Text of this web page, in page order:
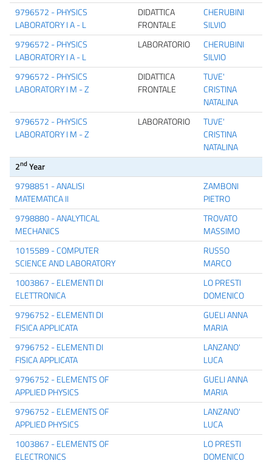
9796572 - PHYSICS
LABORATORY I A - L
DIDATTICA
FRONTALE
CHERUBINI
SILVIO
9796572 - PHYSICS
LABORATORY I A - L
LABORATORIO
CHERUBINI
SILVIO
9796572 - PHYSICS
LABORATORY I M - Z
DIDATTICA
FRONTALE
TUVE'
CRISTINA
NATALINA
9796572 - PHYSICS
LABORATORY I M - Z
LABORATORIO
TUVE'
CRISTINA
NATALINA
2ndYear
9798851 - ANALISI
MATEMATICA II
ZAMBONI
PIETRO
9798880 - ANALYTICAL
MECHANICS
TROVATO
MASSIMO
1015589 - COMPUTER
SCIENCE AND LABORATORY
RUSSO
MARCO
1003867 - ELEMENTI DI
ELETTRONICA
LO PRESTI
DOMENICO
9796752 - ELEMENTI DI
FISICA APPLICATA
GUELI ANNA
MARIA
9796752 - ELEMENTI DI
FISICA APPLICATA
LANZANO'
LUCA
9796752 - ELEMENTS OF
APPLIED PHYSICS
GUELI ANNA
MARIA
9796752 - ELEMENTS OF
APPLIED PHYSICS
LANZANO'
LUCA
1003867 - ELEMENTS OF
ELECTRONICS
LO PRESTI
DOMENICO